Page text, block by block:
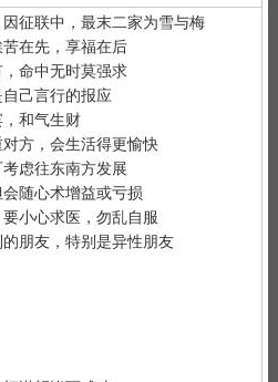
征联中，最末二家为雪与梅
在先，享福在后
命中无时莫强求
己言行的报应
和气生财
方，会生活得更愉快
虑往东南方发展
随心术增益或亏损
小心求医，勿乱自服
朋友，特别是异性朋友
诚默念 "大仙大仙、指点迷津"。
居住地址；再请求需要指点的事
！心诚则灵，否则掷到笑杯的机率
右和晚上十一点前或者后，晚上十
签，抽签的信息也最准确；房事后
此时信息不稳。